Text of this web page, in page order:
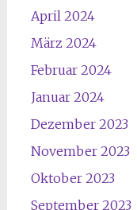
April 2024
März 2024
Februar 2024
Januar 2024
Dezember 2023
November 2023
Oktober 2023
September 2023